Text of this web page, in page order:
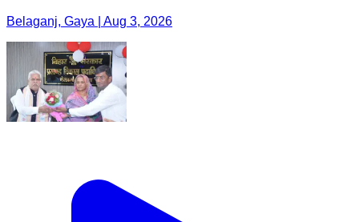
Belaganj, Gaya | Aug 3, 2026